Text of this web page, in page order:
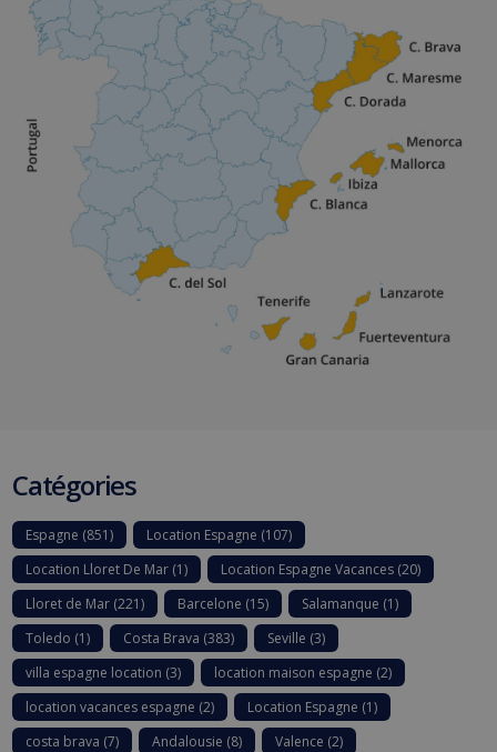
Catégories
Espagne (851) Location Espagne (107)
Location Lloret De Mar (1) Location Espagne Vacances (20)
Lloret de Mar (221) Barcelone (15) Salamanque (1)
Toledo (1) Costa Brava (383) Seville (3)
villa espagne location (3) location maison espagne (2)
location vacances espagne (2) Location Espagne (1)
costa brava (7) Andalousie (8) Valence (2)